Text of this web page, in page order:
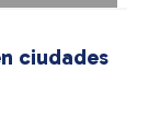
ciudades